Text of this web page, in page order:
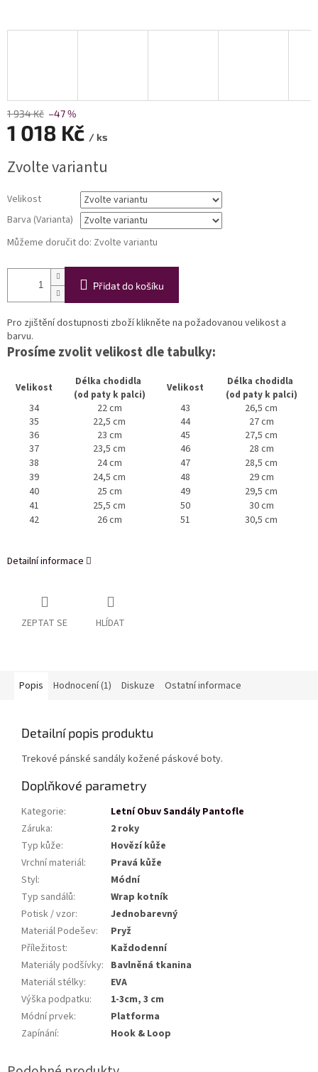
1 934 Kč –47 %
1 018 Kč / ks
cena:
Zvolte variantu
Velikost
Barva (Varianta)
Můžeme doručit do: Zvolte variantu
Přidat do košíku
Pro zjištění dostupnosti zboží klikněte na požadovanou velikost a
barvu.
Prosíme zvolit velikost dle tabulky:
Velikost
Délka chodidla
(od paty k palci)
Velikost
Délka chodidla
(od paty k palci)
34 22 cm 43
26,5 cm
35
22,5 cm 44
27 cm
36
23 cm 45
27,5 cm
37
23,5 cm 46
28 cm
38
24 cm 47
28,5 cm
39
24,5 cm 48
29 cm
40
25 cm 49
29,5 cm
41
25,5 cm 50
30 cm
42
26 cm 51 30,5 cm
Detailní informace
ZEPTAT SE HLÍDAT
Popis Hodnocení (1) Diskuze Ostatní informace
Detailní popis produktu
Trekové pánské sandály kožené páskové boty.
Doplňkové parametry
Kategorie:
Letní Obuv Sandály Pantofle
Záruka:
2 roky
Typ kůže:
Hovězí kůže
Vrchní materiál:
Pravá kůže
Styl:
Módní
Typ sandálů:
Wrap kotník
Potisk / vzor:
Jednobarevný
Materiál Podešev:
Pryž
Příležitost:
Každodenní
Materiály podšívky: Bavlněná tkanina
Materiál stélky:
EVA
Výška podpatku:
1-3cm, 3 cm
Módní prvek:
Platforma
Zapínání: Hook & Loop